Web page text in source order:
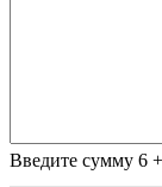
Введите сумму 6